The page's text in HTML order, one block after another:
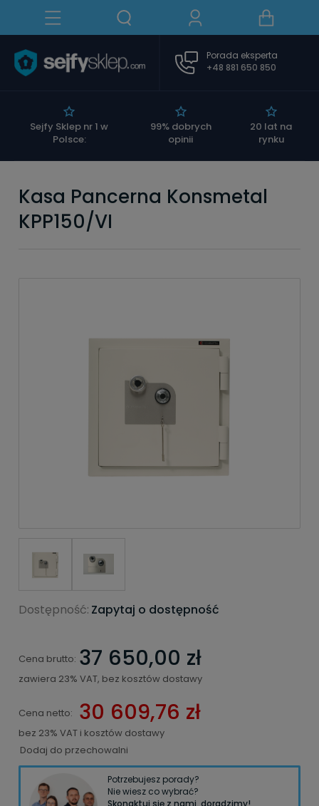
Sejfy Sklep nr 1 w
Polsce:
99% dobrych
opinii
20 lat na
rynku
Porada eksperta
+48 881 650 850
Kasa Pancerna Konsmetal
KPP150/VI
Dostępność: Zapytaj o dostępność
Cena brutto: 37 650,00 zł
zawiera 23% VAT, bez kosztów dostawy
Cena netto: 30 609,76 zł
bez 23% VAT i kosztów dostawy
Dodaj do przechowalni
Potrzebujesz porady?
Nie wiesz co wybrać?
Skonaktuj się z nami, doradzimy!